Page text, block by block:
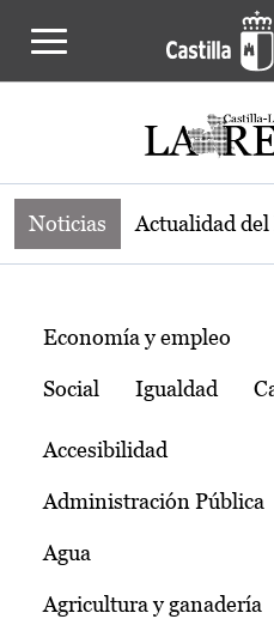
Noticias de la
Noticias Actualidad
Temas
Economía y empleo
Social Igualdad
Accesibilidad
Administración Pública
Agua
Agricultura y ganadería